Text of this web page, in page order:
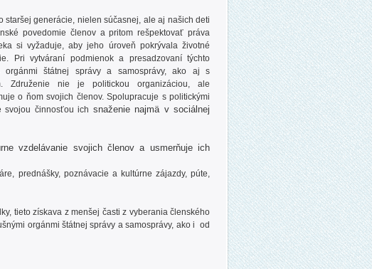
generácie, nielen súčasnej, ale aj našich deti
povedomie členov a pritom rešpektovať práva
si vyžaduje, aby jeho úroveň pokrývala životné
Pri vytváraní podmienok a presadzovaní týchto
orgánmi štátnej správy a samosprávy, ako aj s
Združenie nie je politickou organizáciou, ale
o ňom svojich členov. Spolupracuje s politickými
svojou činnosťou ich snaženie najmä v sociálnej
vzdelávanie svojich členov a usmerňuje ich
prednášky, poznávacie a kultúrne zájazdy, púte,
tieto získava z menšej časti z vyberania členského
orgánmi štátnej správy a samosprávy, ako i od